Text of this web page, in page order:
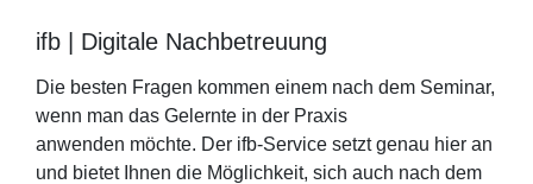
ifb | Digitale Nachbetreuung
Die besten Fragen kommen einem nach dem Seminar,
wenn man das Gelernte in der Praxis
anwenden möchte. Der ifb-Service setzt genau hier an
und bietet Ihnen die Möglichkeit, sich auch nach dem